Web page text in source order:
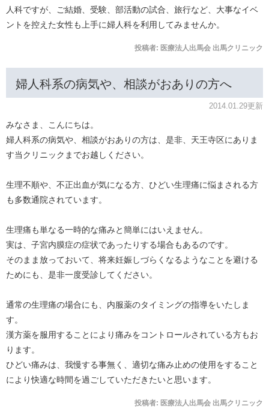
人科ですが、ご結婚、受験、部活動の試合、旅行など、大事なイベ
ントを控えた女性も上手に婦人科を利用してみませんか。
投稿者: 医療法人出馬会 出馬クリニック
婦人科系の病気や、相談がおありの方へ
2014.01.29更新
みなさま、こんにちは。
婦人科系の病気や、相談がおありの方は、是非、天王寺区にありま
す当クリニックまでお越しください。
生理不順や、不正出血が気になる方、ひどい生理痛に悩まされる方
も多数通院されています。
生理痛も単なる一時的な痛みと簡単にはいえません。
実は、子宮内膜症の症状であったりする場合もあるのです。
そのまま放っておいて、将来妊娠しづらくなるようなことを避ける
ためにも、是非一度受診してください。
通常の生理痛の場合にも、内服薬のタイミングの指導をいたしま
す。
漢方薬を服用することにより痛みをコントロールされている方もお
ります。
ひどい痛みは、我慢する事無く、適切な痛み止めの使用をすること
により快適な時間を過ごしていただきたいと思います。
投稿者: 医療法人出馬会 出馬クリニック